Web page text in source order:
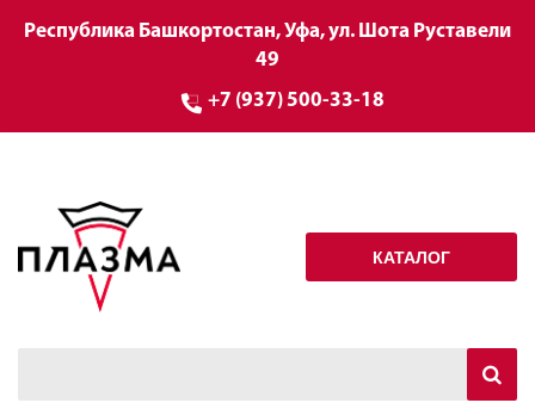
Республика Башкортостан, Уфа, ул. Шота Руставели
49
+7 (937) 500-33-18
КАТАЛОГ